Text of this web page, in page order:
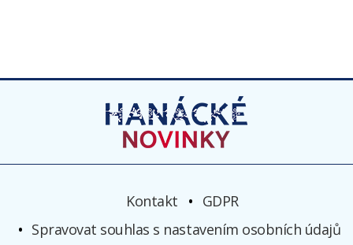
Kontakt
GDPR
Spravovat souhlas s nastavením osobních údajů